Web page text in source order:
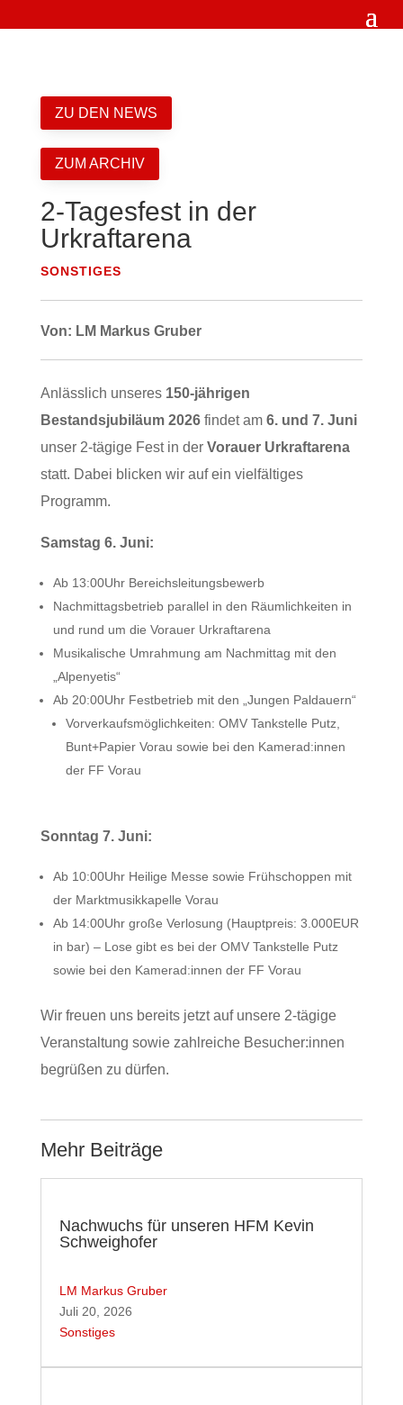
ZU DEN NEWS
ZUM ARCHIV
2-Tagesfest in der
Urkraftarena
SONSTIGES
Von: LM Markus Gruber
Anlässlich unseres 150-jährigen
Bestandsjubiläum 2026findet am 6. und 7. Juni
unser 2-tägige Fest in der Vorauer Urkraftarena
statt. Dabei blicken wir auf ein vielfältiges
Programm.
Samstag 6. Juni:
Ab 13:00Uhr Bereichsleitungsbewerb
Nachmittagsbetrieb parallel in den Räumlichkeiten in
und rund um die Vorauer Urkraftarena
Musikalische Umrahmung am Nachmittag mit den
„Alpenyetis“
Ab 20:00Uhr Festbetrieb mit den „Jungen Paldauern“
Vorverkaufsmöglichkeiten: OMV Tankstelle Putz,
Bunt+Papier Vorau sowie bei den Kamerad:innen
der FF Vorau
Sonntag 7. Juni:
Ab 10:00Uhr Heilige Messe sowie Frühschoppen mit
der Marktmusikkapelle Vorau
Ab 14:00Uhr große Verlosung (Hauptpreis: 3.000EUR
in bar) – Lose gibt es bei der OMV Tankstelle Putz
sowie bei den Kamerad:innen der FF Vorau
Wir freuen uns bereits jetzt auf unsere 2-tägige
Veranstaltung sowie zahlreiche Besucher:innen
begrüßen zu dürfen.
Mehr Beiträge
Nachwuchs für unseren HFM Kevin
Schweighofer
LM Markus Gruber
Juli 20, 2026
Sonstiges